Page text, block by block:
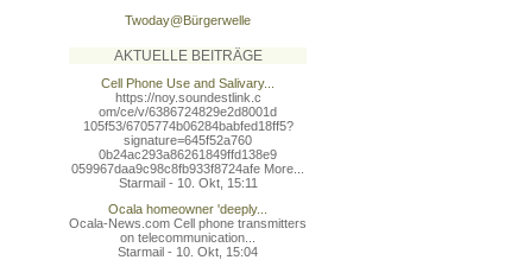
Twoday@Bürgerwelle
AKTUELLE BEITRÄGE
Cell Phone Use and Salivary...
https://noy.soundestlink.c
om/ce/v/6386724829e2d8001d
105f53/6705774b06284babfed18ff5?
signature=645f52a760
0b24ac293a86261849ffd138e9
059967daa9c98c8fb933f8724afe More...
Starmail - 10. Okt, 15:11
Ocala homeowner 'deeply...
Ocala-News.com Cell phone transmitters
on telecommunication...
Starmail - 10. Okt, 15:04